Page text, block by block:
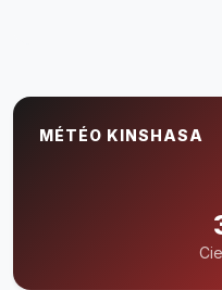
MÉTÉO KINSHASA